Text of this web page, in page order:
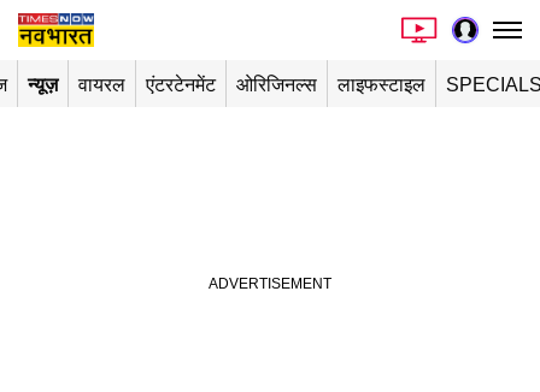
न्यूज़ वायरल एंटरटेनमेंट ओरिजिनल्स लाइफस्टाइल